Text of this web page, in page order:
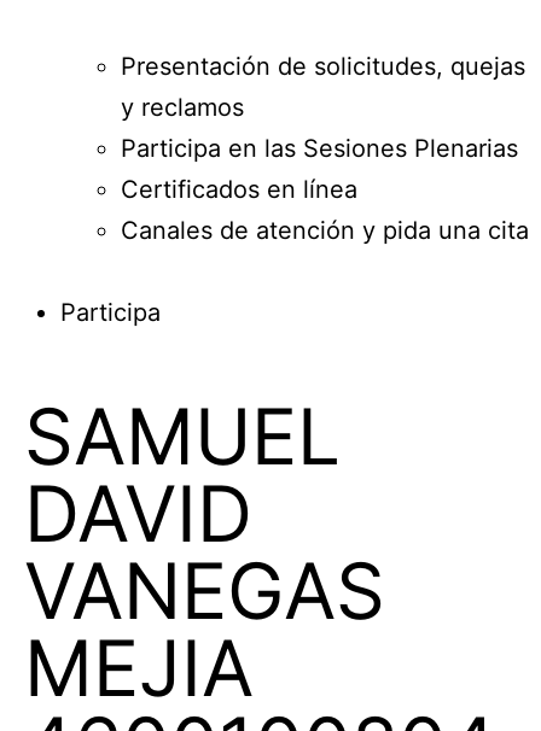
Presentación de solicitudes, quejas
y reclamos
Participa en las Sesiones Plenarias
Certificados en línea
Canales de atención y pida una cita
Participa
SAMUEL
DAVID
VANEGAS
MEJIA